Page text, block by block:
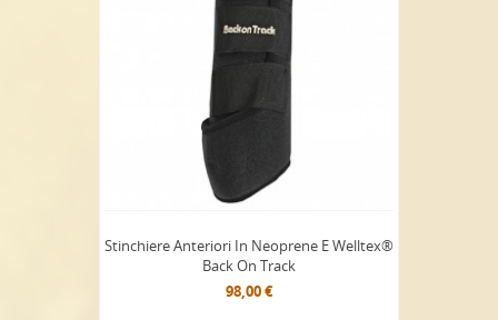
Stinchiere Anteriori In Neoprene E Welltex®
Back On Track
98,00 €